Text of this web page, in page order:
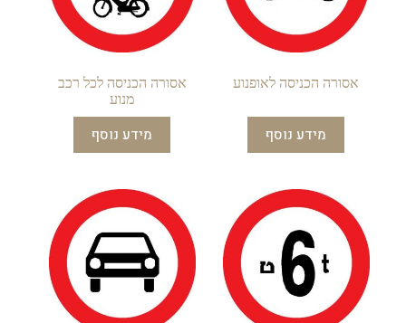
אסורה הכניסה לאופנוע
מידע נוסף
אסורה הכניסה לכל רכב
מנוע
מידע נוסף